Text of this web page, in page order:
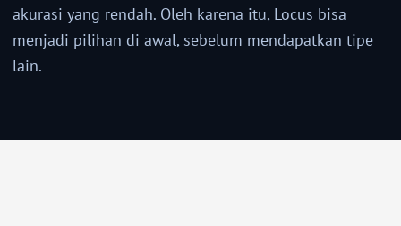
akurasi yang rendah. Oleh karena itu, Locus bisa
menjadi pilihan di awal, sebelum mendapatkan tipe
lain.